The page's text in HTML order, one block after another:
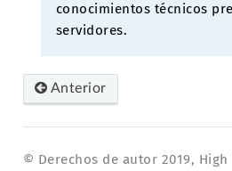
conocimientos técnicos
servidores.
Anterior
© Derechos de autor 2019,